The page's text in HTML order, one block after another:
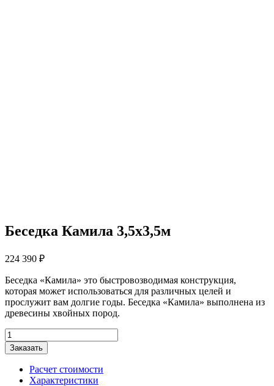
Беседка Камила 3,5х3,5м
224 390 ₽
Беседка «Камила» это быстровозводимая конструкция,
которая может использоваться для различных целей и
прослужит вам долгие годы. Беседка «Камила» выполнена из
древесины хвойных пород.
Количество
товара
Беседка
Камила
3,5х3,5м
Заказать
Расчет стоимости
Характеристики